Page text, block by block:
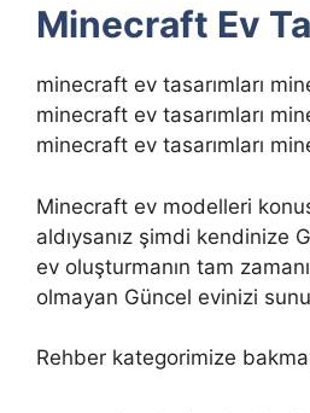
Minecraft Ev
minecraft ev tasarımları
minecraft ev tasarımları
minecraft ev tasarımları
Minecraft ev modelleri
aldıysanız şimdi kendinize
ev oluşturmanın tam
olmayan Güncel evinizi
Rehber kategorimize